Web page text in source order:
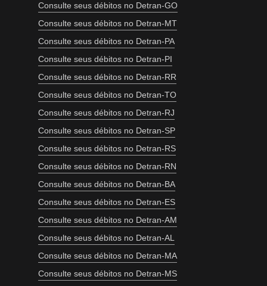
Consulte seus débitos no Detran-GO
Consulte seus débitos no Detran-MT
Consulte seus débitos no Detran-PA
Consulte seus débitos no Detran-PI
Consulte seus débitos no Detran-RR
Consulte seus débitos no Detran-TO
Consulte seus débitos no Detran-RJ
Consulte seus débitos no Detran-SP
Consulte seus débitos no Detran-RS
Consulte seus débitos no Detran-RN
Consulte seus débitos no Detran-BA
Consulte seus débitos no Detran-ES
Consulte seus débitos no Detran-AM
Consulte seus débitos no Detran-AL
Consulte seus débitos no Detran-MA
Consulte seus débitos no Detran-MS